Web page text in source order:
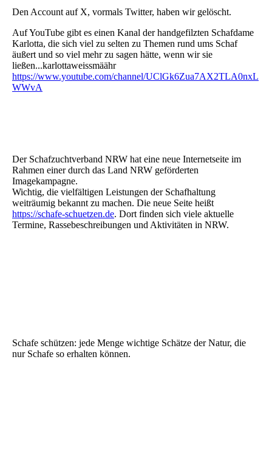
Den Account auf X, vormals Twitter, haben wir gelöscht.
Auf YouTube gibt es einen Kanal der handgefilzten Schafdame
Karlotta, die sich viel zu selten zu Themen rund ums Schaf
äußert und so viel mehr zu sagen hätte, wenn wir sie
ließen...karlottaweissmäähr
https://www.youtube.com/channel/UClGk6Zua7AX2TLA0nxL
WWvA
Der Schafzuchtverband NRW hat eine neue Internetseite im
Rahmen einer durch das Land NRW geförderten
Imagekampagne.
Wichtig, die vielfältigen Leistungen der Schafhaltung
weiträumig bekannt zu machen. Die neue Seite heißt
https://schafe-schuetzen.de. Dort finden sich viele aktuelle
Termine, Rassebeschreibungen und Aktivitäten in NRW.
Schafe schützen: jede Menge wichtige Schätze der Natur, die
nur Schafe so erhalten können.